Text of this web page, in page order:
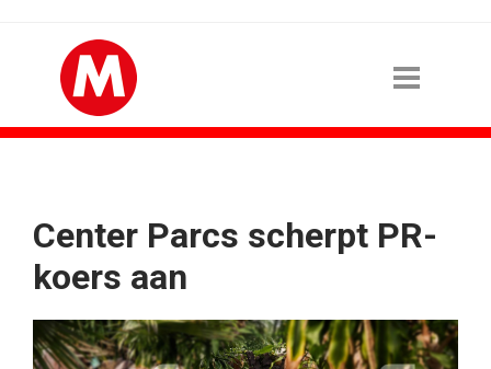
Center Parcs scherpt PR-
koers aan